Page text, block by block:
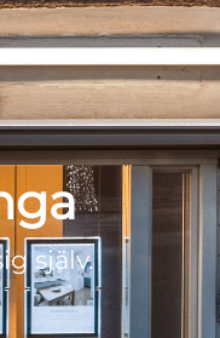
själv.